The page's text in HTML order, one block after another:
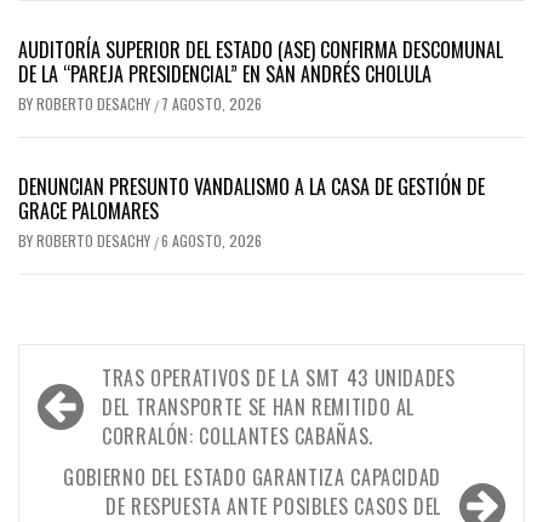
AUDITORÍA SUPERIOR DEL ESTADO (ASE) CONFIRMA DESCOMUNAL
DE LA “PAREJA PRESIDENCIAL” EN SAN ANDRÉS CHOLULA
BYROBERTO DESACHY / 7 AGOSTO, 2026
DENUNCIAN PRESUNTO VANDALISMO A LA CASA DE GESTIÓN DE
GRACE PALOMARES
BYROBERTO DESACHY /6 AGOSTO, 2026
Navegación
de
entradas
TRAS OPERATIVOS DE LA SMT 43 UNIDADES
DEL TRANSPORTE SE HAN REMITIDO AL
CORRALÓN: COLLANTES CABAÑAS.
GOBIERNO DEL ESTADO GARANTIZA CAPACIDAD
DE RESPUESTA ANTE POSIBLES CASOS DEL